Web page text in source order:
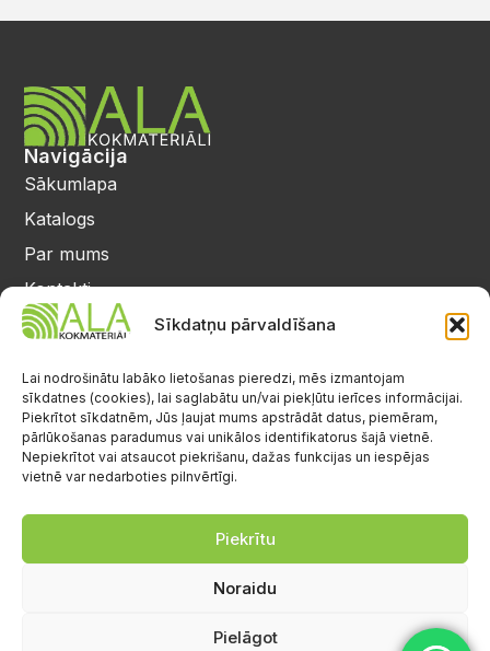
Sīkdatņu pārvaldīšana
Lai nodrošinātu labāko lietošanas pieredzi, mēs izmantojam
sīkdatnes (cookies), lai saglabātu un/vai piekļūtu ierīces informācijai.
Piekrītot sīkdatnēm, Jūs ļaujat mums apstrādāt datus, piemēram,
pārlūkošanas paradumus vai unikālos identifikatorus šajā vietnē.
Nepiekrītot vai atsaucot piekrišanu, dažas funkcijas un iespējas
vietnē var nedarboties pilnvērtīgi.
Piekrītu
Noraidu
Pielāgot
Navigācija
Sākumlapa
Katalogs
Par mums
Kontakti
Privātuma politika
25 64 17 98
info@alalignea.lv
Daugavas iela 28, Mārupe
Facebook
S.-Sv.: brīvs